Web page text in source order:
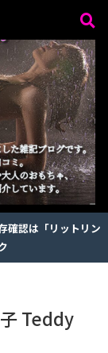
確認は「リットリン
Teddy